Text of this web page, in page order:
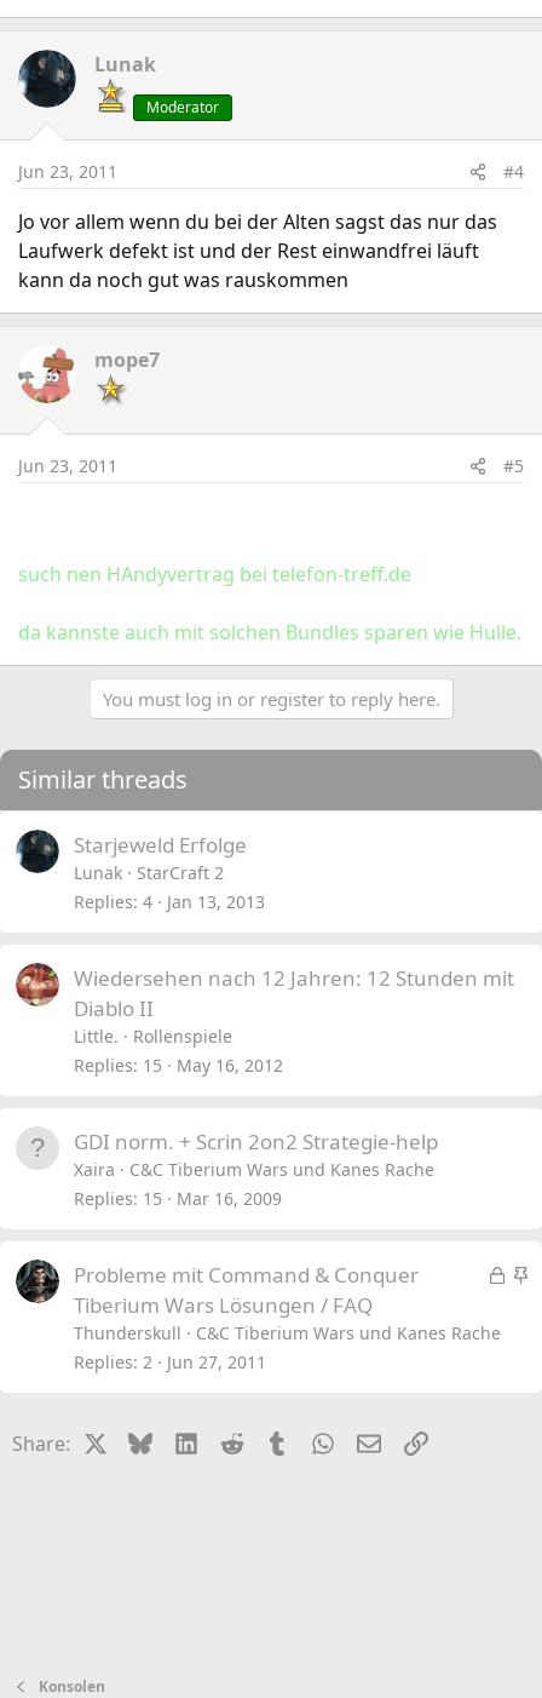
Lunak
Moderator
Jun 23, 2011 #4
Jo vor allem wenn du bei der Alten sagst das nur das
Laufwerk defekt ist und der Rest einwandfrei läuft
kann da noch gut was rauskommen
mope7
Jun 23, 2011 #5
such nen HAndyvertrag bei telefon-treff.de
da kannste auch mit solchen Bundles sparen wie Hulle.
You must log in or register to reply here.
Similar threads
Starjeweld Erfolge
Lunak
StarCraft 2
Replies 4 Jan 13, 2013
Wiedersehen nach 12 Jahren: 12 Stunden mit
Diablo II
Little.
Rollenspiele
Replies 15 May 16, 2012
GDI norm. + Scrin 2on2 Strategie-help
Xaira
C&C Tiberium Wars und Kanes Rache
Replies 15 Mar 16, 2009
L
S
Probleme mit Command & Conquer
Tiberium Wars Lösungen / FAQ
Thunderskull
C&C Tiberium Wars und Kanes Rache
Replies 2 Jun 27, 2011
Share: BlueskyLinkedIn
Reddit TumblrWhatsApp
EmailLink
Konsolen